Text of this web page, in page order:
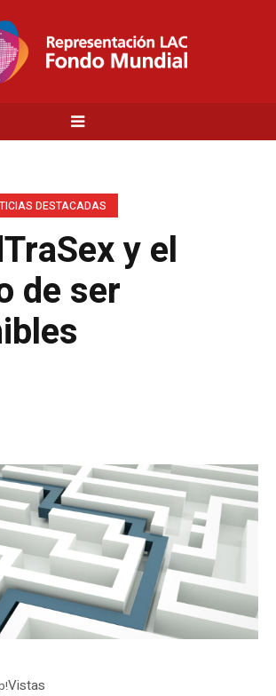
DESTACADAS
y el
de ser
Vistas